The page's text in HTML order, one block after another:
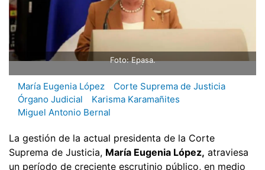
Foto: Epasa.
María Eugenia López
Corte Suprema de Justicia
Órgano Judicial
Karisma Karamañites
Miguel Antonio Bernal
La gestión de la actual presidenta de la Corte
Suprema de Justicia, María Eugenia López, atraviesa
un período de creciente escrutinio público, en medio